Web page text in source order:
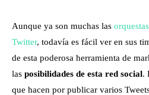
Aunque ya son muchas las
Twitter, todavía es fácil ver en sus
de esta poderosa herramienta de
las posibilidades de esta red social.
que hacen por publicar varios